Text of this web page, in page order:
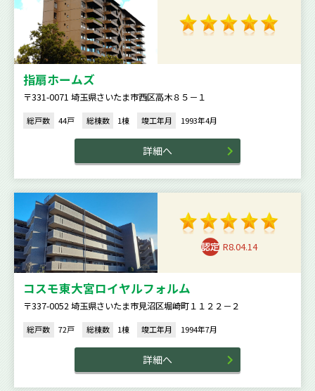
指扇ホームズ
〒331-0071 埼玉県さいたま市西区高木８５－１
総戸数 44戸 総棟数 1棟 竣工年月 1993年4月
詳細へ
R8.04.14
コスモ東大宮ロイヤルフォルム
〒337-0052 埼玉県さいたま市見沼区堀崎町１１２２－２
総戸数 72戸 総棟数 1棟 竣工年月 1994年7月
詳細へ